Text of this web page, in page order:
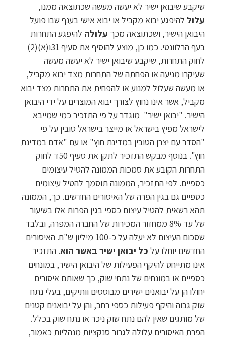
שיקבע שיבואן ישיר לא יעשה מעשה שכתוצאה ממנו,
עלול להיפגע יבוא מקביל או יבוא אישי בענף שבו פועל
היבואן הישיר, ושכתוצאה מכך עלולה להיפגע התחרות
בעף הרלוונטי. כמו כן, מוצע להוסיף את סעיף 31ו(א)(2)
לחוק התחרות, שיקבע שיבואן ישיר לא יעשה מעשה
שעיקרו מניעה או הפחתה של התחרות מצד יבוא מקביל,
או מעשה שעלול למנוע או להפחית את התחרות מצד יבוא
מקביל, אשר אינו נחוץ לצורך יבוא המוצרים על ידי היבואן
הישיר. "יבואן ישיר" מוגדר על פי התזכיר כמי שמייבא
לישראל מפיץ בישראל או מייצר בישראל טובין על פי
"הסדר עם יצרן הטובין במדינת חוץ" או עם "אדם במדינת
חוץ". בנוסף מבקש התזכיר לתקן את סעיף 50ד לחוק
התחרות הקובע את סמכות הממונה להטיל עיצומים
כספיים. לפי התזכיר, הממונה תוסמך להטיל עיצומים
כספיים גם בגין הפרה של האיסורים החדשים. כך, הממונה
תהא רשאית להטיל עיצום כספי בגין הפרות אלו בשיעור
של עד 8% ממחזור המכירות של החברה המפרה, ובלבד
שסכום העיצום לא יעלה על כ-100 מיליון ש"ח. האיסורים
החדשים יוחלו על כל יבואן ישיר באשר הוא. התזכיר
אינו מתייחס להיקף הפעילות של היבואן הישיר, במונחים
כספיים או במונחים של נתחי שוק, כך שאותם איסורים
יחולו הן על יבואנים ישירים מבוססים וותיקים, בעלי נתח
שוק גבוה והיקף פעילות כספי רחב, והן על יבואנים קטנים
של מותגים שאין להם נתח שוק ניכר או נתח שוק בכלל.
הפרת האיסורים עלולה לגרור סנקציות מנהליות כאמור,